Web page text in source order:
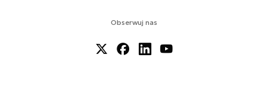
Obserwuj nas